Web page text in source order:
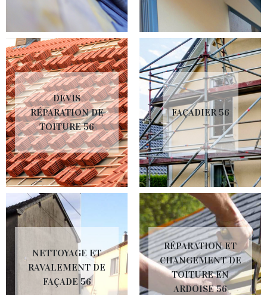
DEVIS
RÉPARATION DE
TOITURE 56
FAÇADIER 56
NETTOYAGE ET
RAVALEMENT DE
FAÇADE 56
RÉPARATION ET
CHANGEMENT DE
TOITURE EN
ARDOISE 56